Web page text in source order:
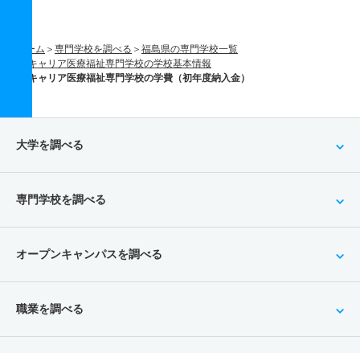
ホーム 専門学校を調べる
福島県の専門学校一覧
iキャリア医療福祉専門学校の学校基本情報
iキャリア医療福祉専門学校の学費（初年度納入金）
大学を調べる
専門学校を調べる
オープンキャンパスを調べる
職業を調べる